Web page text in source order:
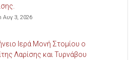
Αυγ 3, 2026
Ιερά Μονή Στομίου ο
Λαρίσης και Τυρνάβου